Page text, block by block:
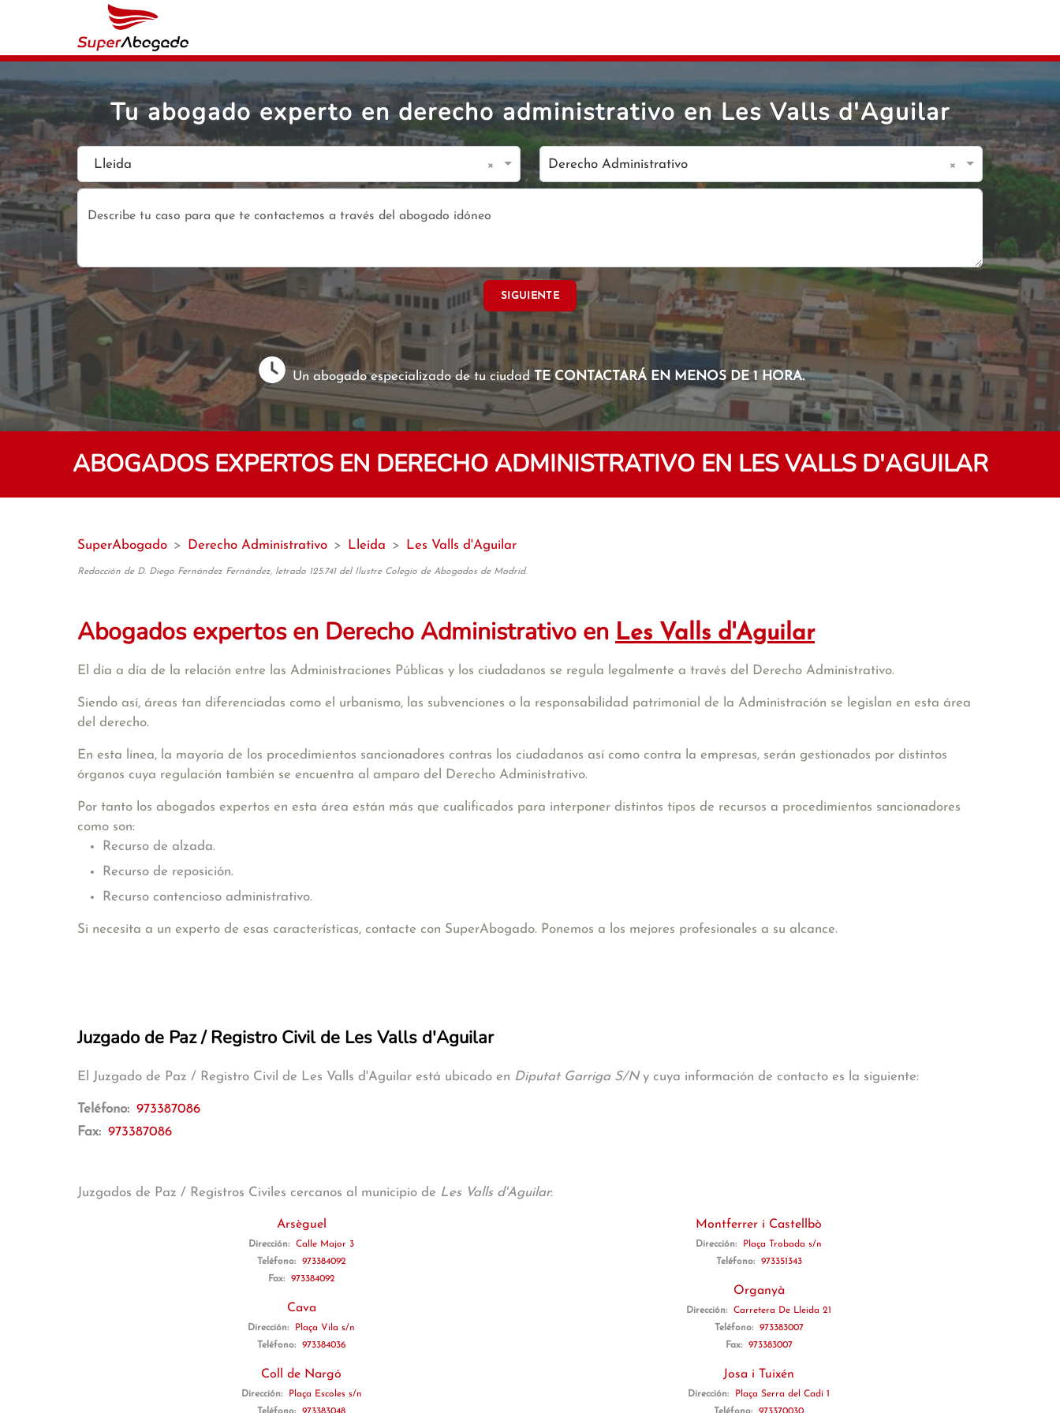
Tu abogado experto en derecho administrativo en Les Valls d'Aguilar
Lleida × Derecho Administrativo ×
SIGUIENTE
Un abogado especializado de tu ciudadTE CONTACTARÁ EN MENOS DE 1 HORA.
ABOGADOS EXPERTOS EN DERECHO ADMINISTRATIVO EN LES VALLS D'AGUILAR
SuperAbogado > Derecho Administrativo > Lleida > Les Valls d'Aguilar
Redacción de D. Diego Fernández Fernández, letrado 125.741 del Ilustre Colegio de Abogados de Madrid.
Abogados expertos en Derecho Administrativo en Les Valls d'Aguilar
El día a día de la relación entre las Administraciones Públicas y los ciudadanos se regula legalmente a través del Derecho Administrativo.
Siendo así, áreas tan diferenciadas como el urbanismo, las subvenciones o la responsabilidad patrimonial de la Administración se legislan en esta área
del derecho.
En esta línea, la mayoría de los procedimientos sancionadores contras los ciudadanos así como contra la empresas, serán gestionados por distintos
órganos cuya regulación también se encuentra al amparo del Derecho Administrativo.
Por tanto los abogados expertos en esta área están más que cualificados para interponer distintos tipos de recursos a procedimientos sancionadores
como son:
Recurso de alzada.
Recurso de reposición.
Recurso contencioso administrativo.
Si necesita a un experto de esas características, contacte con SuperAbogado. Ponemos a los mejores profesionales a su alcance.
Juzgado de Paz / Registro Civil de Les Valls d'Aguilar
El Juzgado de Paz / Registro Civil de Les Valls d'Aguilar está ubicado en Diputat Garriga S/Ny cuya información de contacto es la siguiente:
Teléfono: 973387086
Fax: 973387086
Juzgados de Paz / Registros Civiles cercanos al municipio de Les Valls d'Aguilar:
Arsèguel
Dirección:
Calle Major 3
Teléfono:
973384092
Fax:
973384092
Cava
Dirección:
Plaça Vila s/n
Teléfono:
973384036
Coll de Nargó
Dirección:
Plaça Escoles s/n
Montferrer i Castellbò
Dirección:
Plaça Trobada s/n
Teléfono:
973351343
Organyà
Dirección:
Carretera De Lleida 21
Teléfono:
973383007
Fax:
973383007
Josa i Tuixén
Dirección:
Plaça Serra del Cadí 1